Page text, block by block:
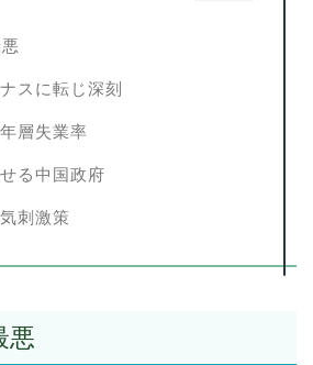
スに転じ深刻
層失業率
る中国政府
刺激策
悪